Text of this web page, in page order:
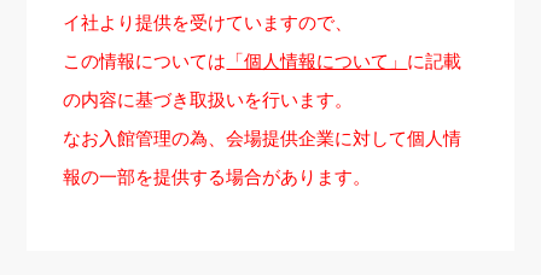
イ社より提供を受けていますので、
この情報については 「個人情報について」 に記載
の内容に基づき取扱いを行います。
なお入館管理の為、会場提供企業に対して個人情
報の一部を提供する場合があります。